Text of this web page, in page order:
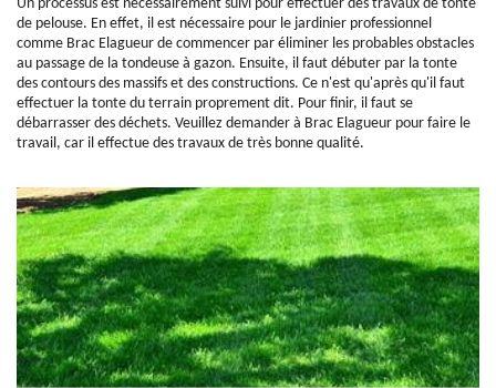
Un processus est nécessairement suivi pour effectuer des travaux de tonte
de pelouse. En effet, il est nécessaire pour le jardinier professionnel
comme Brac Elagueur de commencer par éliminer les probables obstacles
au passage de la tondeuse à gazon. Ensuite, il faut débuter par la tonte
des contours des massifs et des constructions. Ce n'est qu'après qu'il faut
effectuer la tonte du terrain proprement dit. Pour finir, il faut se
débarrasser des déchets. Veuillez demander à Brac Elagueur pour faire le
travail, car il effectue des travaux de très bonne qualité.